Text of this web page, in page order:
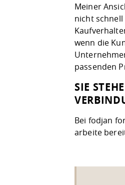
Meiner
nicht
wenn die
passenden
SIE
Bei fodjan
arbeite